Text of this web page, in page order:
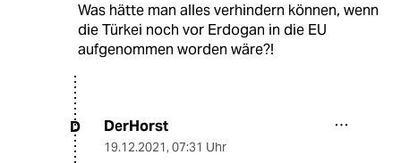
Was hätte man alles verhindern können, wenn
die Türkei noch vor Erdogan in die EU
aufgenommen worden wäre?!
D DerHorst
19.12.2021, 07:31 Uhr